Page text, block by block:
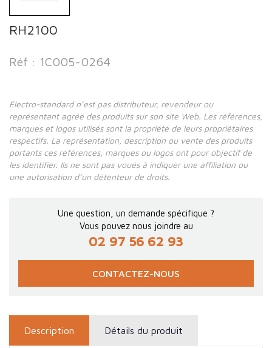
RH2100
Réf : 1C005-0264
Electro-standard n’est pas distributeur, revendeur ou
représentant agréé des produits sur son site Web. Les références,
marques et logos utilisés sont la propriété de leurs propriétaires
respectifs. La représentation, description ou vente des produits
portants ces références, marques ou logos ont pour objectif de
les identifier. Ils ne sont pas voués à indiquer une affiliation ou
une autorisation d’un détenteur de droits.
Une question, un demande spécifique ?
Vous pouvez nous joindre au
02 97 56 62 93
CONTACTEZ-NOUS
Description Détails du produit